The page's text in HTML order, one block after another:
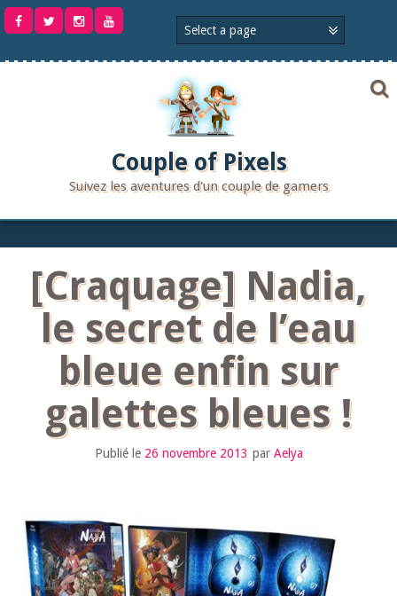
Aller
Couple of Pixels
Suivez les aventures d'un couple de gamers
[Craquage] Nadia,
le secret de l’eau
bleue enfin sur
galettes bleues !
Publié le 26 novembre 2013 par Aelya